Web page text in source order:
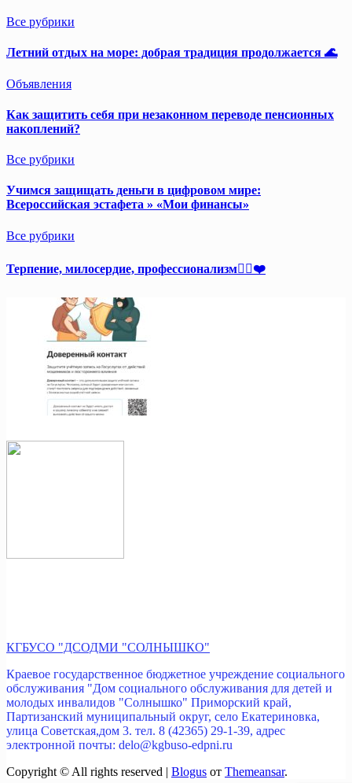
Все рубрики
Летний отдых на море: добрая традиция продолжается 🌊
Объявления
Как защитить себя при незаконном переводе пенсионных
накоплений?
Все рубрики
Учимся защищать деньги в цифровом мире:
Всероссийская эстафета » «Мои финансы»
Все рубрики
Терпение, милосердие, профессионализм👩‍⚕️❤️
КГБУСО "ДСОДМИ "СОЛНЫШКО"
Краевое государственное бюджетное учреждение социального
обслуживания "Дом социального обслуживания для детей и
молодых инвалидов "Солнышко" Приморский край,
Партизанский муниципальный округ, село Екатериновка,
улица Советская,дом 3. тел. 8 (42365) 29-1-39, адрес
электронной почты: delo@kgbuso-edpni.ru
Copyright © All rights reserved | Blogus от Themeansar.